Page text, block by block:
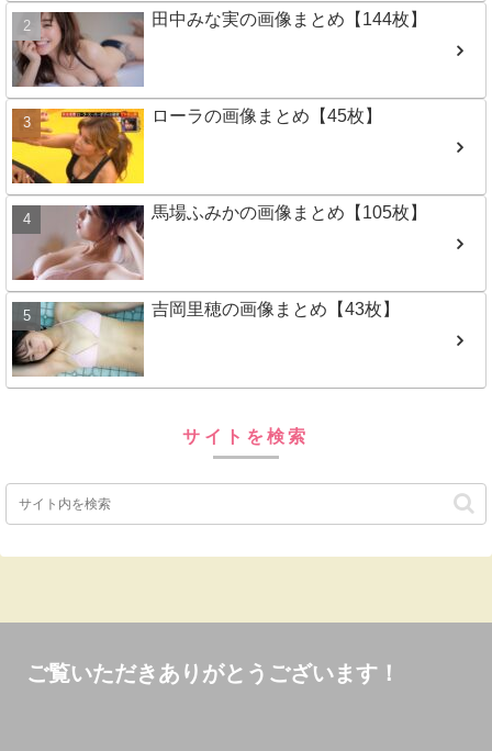
田中みな実の画像まとめ【144枚】
ローラの画像まとめ【45枚】
馬場ふみかの画像まとめ【105枚】
吉岡里穂の画像まとめ【43枚】
サイトを検索
ご覧いただきありがとうございます！